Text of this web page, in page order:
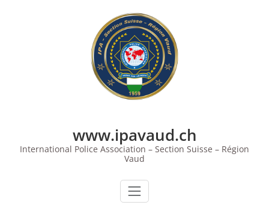
www.ipavaud.ch
International Police Association – Section Suisse – Région
Vaud